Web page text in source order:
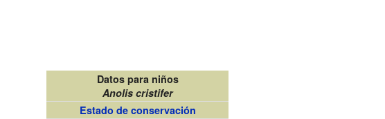
Datos para niños
Anolis cristifer
Estado de conservación